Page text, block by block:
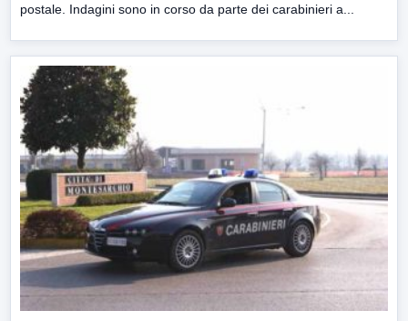
postale. Indagini sono in corso da parte dei carabinieri a...